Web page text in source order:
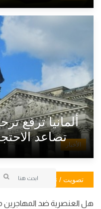
الأخبار
ألمانيا ترفع
تصاعد
تصويت / تصويت
هل العنصرية ضد المهاجرين